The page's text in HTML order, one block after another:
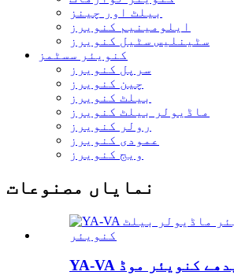
بیلٹ اور چینز
ایلومینیم کنویرز
سٹینلیس سٹیل کنویرز
کنویئر سسٹمز
سرپل کنویرز
چین کنویرز
بیلٹ کنویرز
ماڈیولر بیلٹ کنویرز
رولر کنویرز
عمودی کنویرز
ویج کنویرز
نمایاں مصنوعات